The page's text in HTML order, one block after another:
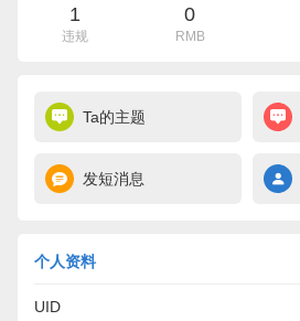
1
违规
0
RMB
Ta的主题
发短消息
个人资料
UID